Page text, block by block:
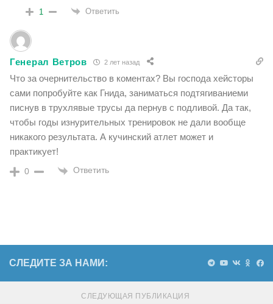
1 Ответить
Генерал Ветров 2 лет назад
Что за очернительство в коментах? Вы господа хейсторы
сами попробуйте как Гнида, заниматься подтягиваниеми
писнув в трухлявые трусы да пернув с подливой. Да так,
чтобы годы изнурительных тренировок не дали вообще
никакого результата. А кучинский атлет может и
практикует!
0 Ответить
СЛЕДИТЕ ЗА НАМИ:
СЛЕДУЮЩАЯ ПУБЛИКАЦИЯ